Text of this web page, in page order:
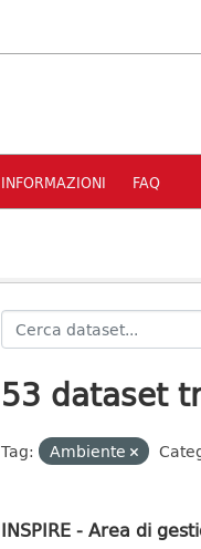
INFORMAZIONI FAQ
53 dataset
Tag: Ambiente
INSPIRE - Area di